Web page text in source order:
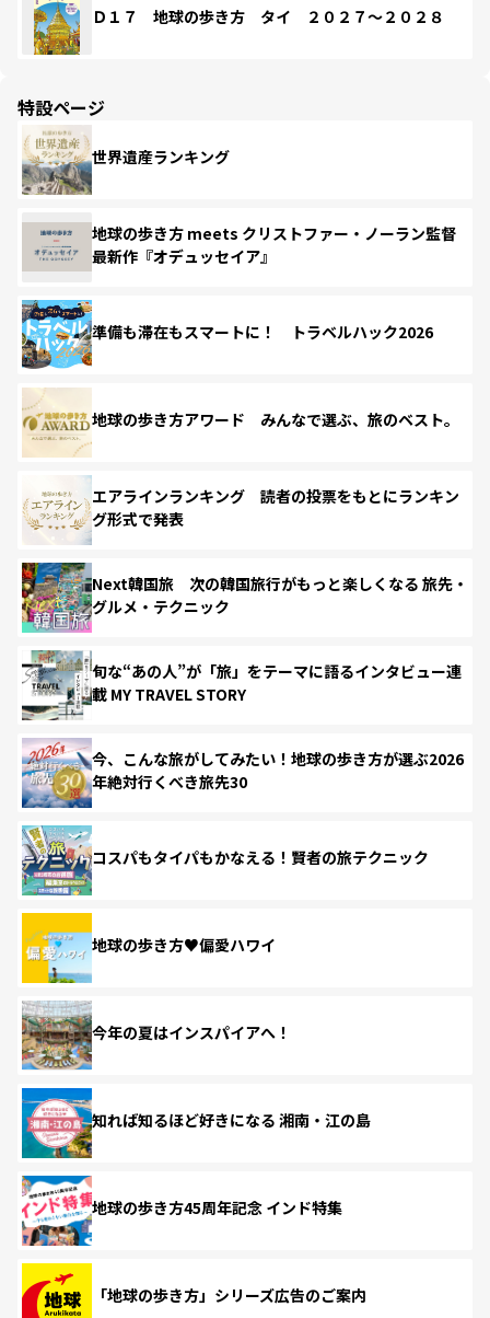
Ｄ１７ 地球の歩き方 タイ ２０２７～２０２８
特設ページ
世界遺産ランキング
地球の歩き方 meets クリストファー・ノーラン監督
最新作『オデュッセイア』
準備も滞在もスマートに！ トラベルハック2026
地球の歩き方アワード みんなで選ぶ、旅のベスト。
エアラインランキング 読者の投票をもとにランキン
グ形式で発表
Next韓国旅 次の韓国旅行がもっと楽しくなる 旅先・
グルメ・テクニック
旬な“あの人”が「旅」をテーマに語るインタビュー連
載 MY TRAVEL STORY
今、こんな旅がしてみたい！地球の歩き方が選ぶ2026
年絶対行くべき旅先30
コスパもタイパもかなえる！賢者の旅テクニック
地球の歩き方♥偏愛ハワイ
今年の夏はインスパイアへ！
知れば知るほど好きになる 湘南・江の島
地球の歩き方45周年記念 インド特集
「地球の歩き方」シリーズ広告のご案内